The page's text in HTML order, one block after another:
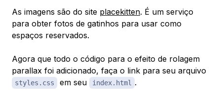
As imagens são do site placekitten. É um serviço
para obter fotos de gatinhos para usar como
espaços reservados.
Agora que todo o código para o efeito de rolagem
parallax foi adicionado, faça o link para seu arquivo
styles.css em seu index.html .